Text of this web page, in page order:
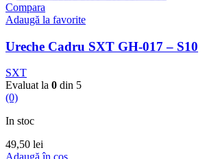
Compara
Adaugă la favorite
Ureche Cadru SXT GH-017 – S10
SXT
Evaluat la 0 din 5
(0)
In stoc
49,50 lei